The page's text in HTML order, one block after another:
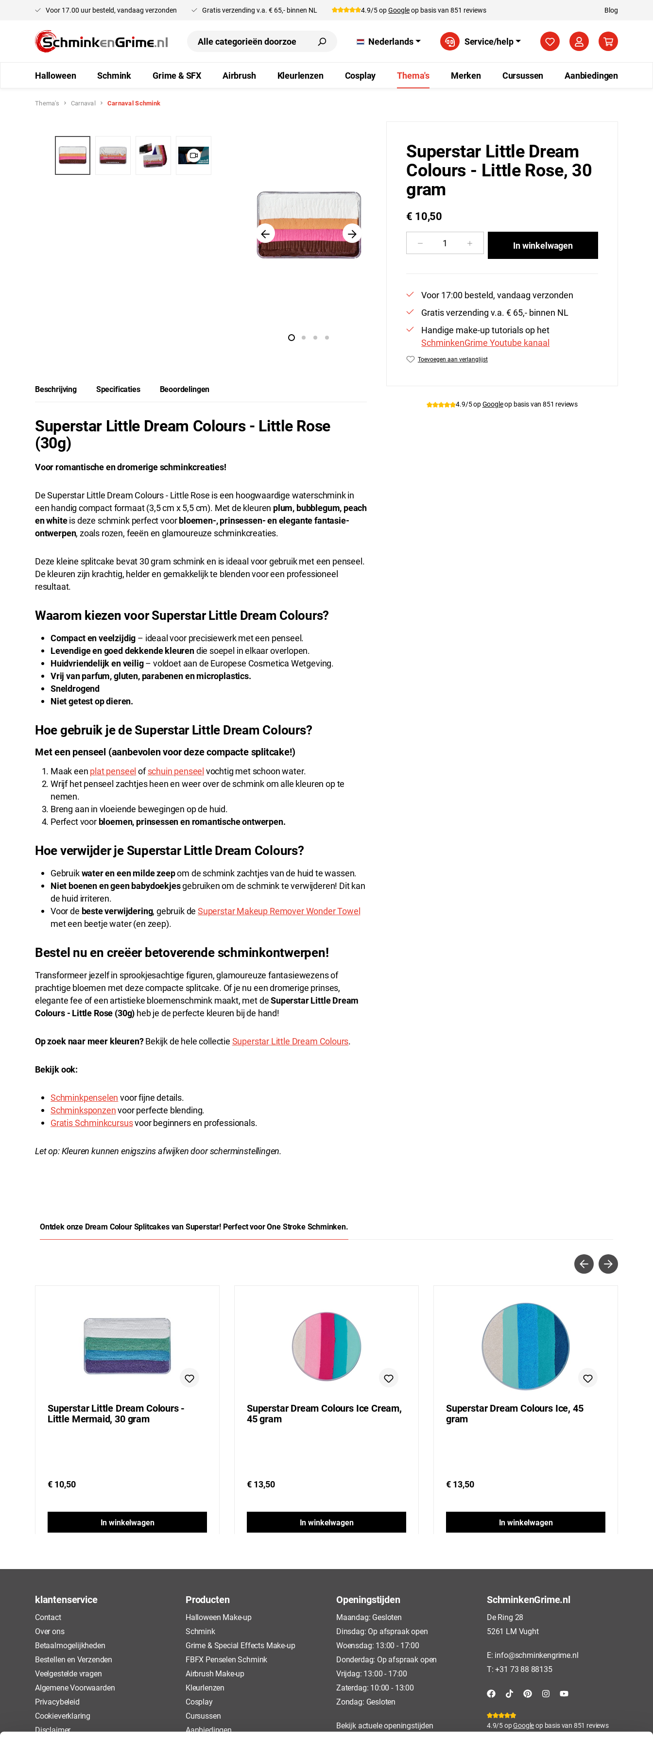
Ga naar de hoofdnavigatie
Voor 17.00 uur besteld, vandaag verzonden Gratis verzending v.a. € 65,- binnen NL 4.9/5 opGoogleop basis van 851 reviews Blog
Nederlands Service/help Je hebt 0 items op je
Halloween Schmink Grime & SFX Airbrush Kleurlenzen Cosplay Thema's Merken Cursussen Aanbiedingen
Thema's Carnaval Carnaval Schmink
Superstar Little Dream
Colours - Little Rose, 30
gram
€ 10,50
Producthoeveelheid: Voer de gewenste
In winkelwagen
Voor 17:00 besteld, vandaag verzonden
Gratis verzending v.a. € 65,- binnen NL
Handige make-up tutorials op het
SchminkenGrime Youtube kanaal
Toevoegen aan verlanglijst
4.9/5 opGoogleop basis van 851 reviews
Beschrijving Specificaties Beoordelingen
Superstar Little Dream Colours - Little Rose
(30g)
Voor romantische en dromerige schminkcreaties!
De Superstar Little Dream Colours - Little Rose is een hoogwaardige waterschmink in
een handig compact formaat (3,5 cm x 5,5 cm). Met de kleuren plum, bubblegum, peach
en whiteis deze schmink perfect voorbloemen-, prinsessen- en elegante fantasie-
ontwerpen, zoals rozen, feeën en glamoureuze schminkcreaties.
Deze kleine splitcake bevat 30 gram schmink en is ideaal voor gebruik met een penseel.
De kleuren zijn krachtig, helder en gemakkelijk te blenden voor een professioneel
resultaat.
Waarom kiezen voor Superstar Little Dream Colours?
Compact en veelzijdig – ideaal voor precisiewerk met een penseel.
Levendige en goed dekkende kleurendie soepel in elkaar overlopen.
Huidvriendelijk en veilig– voldoet aan de Europese Cosmetica Wetgeving.
Vrij van parfum, gluten, parabenen en microplastics.
Sneldrogend
Niet getest op dieren.
Hoe gebruik je de Superstar Little Dream Colours?
Met een penseel (aanbevolen voor deze compacte splitcake!)
Maak een plat penseel ofschuin penseel vochtig met schoon water.
Wrijf het penseel zachtjes heen en weer over de schmink om alle kleuren op te
nemen.
Breng aan in vloeiende bewegingen op de huid.
Perfect voor bloemen, prinsessen en romantische ontwerpen.
Hoe verwijder je Superstar Little Dream Colours?
Gebruikwater en een milde zeepom de schmink zachtjes van de huid te wassen.
Niet boenen en geen babydoekjesgebruiken om de schmink te verwijderen! Dit kan
de huid irriteren.
Voor de beste verwijdering, gebruik de Superstar Makeup Remover Wonder Towel
met een beetje water (en zeep).
Bestel nu en creëer betoverende schminkontwerpen!
Transformeer jezelf in sprookjesachtige figuren, glamoureuze fantasiewezens of
prachtige bloemen met deze compacte splitcake. Of je nu een dromerige prinses,
elegante fee of een artistieke bloemenschmink maakt, met deSuperstar Little Dream
Colours - Little Rose (30g) heb je de perfecte kleuren bij de hand!
Op zoek naar meer kleuren?Bekijk de hele collectie Superstar Little Dream Colours.
Bekijk ook:
Schminkpenselen voor fijne details.
Schminksponzenvoor perfecte blending.
Gratis Schminkcursusvoor beginners en professionals.
Let op: Kleuren kunnen enigszins afwijken door scherminstellingen.
Ontdek onze Dream Colour Splitcakes van Superstar! Perfect voor One Stroke Schminken.
Superstar Little Dream Colours -
Little Mermaid, 30 gram
€ 10,50
In winkelwagen
Superstar Dream Colours Ice Cream,
45 gram
€ 13,50
In winkelwagen
Superstar Dream Colours Ice, 45
gram
€ 13,50
In winkelwagen
klantenservice
Contact
Over ons
Betaalmogelijkheden
Bestellen en Verzenden
Veelgestelde vragen
Algemene Voorwaarden
Privacybeleid
Cookieverklaring
Disclaimer
Producten
Halloween Make-up
Schmink
Grime & Special Effects Make-up
FBFX Penselen Schmink
Airbrush Make-up
Kleurlenzen
Cosplay
Cursussen
Aanbiedingen
Openingstijden
Maandag: Gesloten
Dinsdag: Op afspraak open
Woensdag: 13:00 - 17:00
Donderdag: Op afspraak open
Vrijdag: 13:00 - 17:00
Zaterdag: 10:00 - 13:00
Zondag: Gesloten
Bekijk actuele openingstijden
SchminkenGrime.nl
De Ring 28
5261 LM Vught
E: info@schminkengrime.nl
T:+31 73 88 88135
4.9/5 opGoogleop basis van 851 reviews